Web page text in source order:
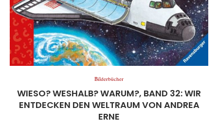
Bilderbücher
WIESO? WESHALB? WARUM?, BAND 32: WIR
ENTDECKEN DEN WELTRAUM VON ANDREA
ERNE